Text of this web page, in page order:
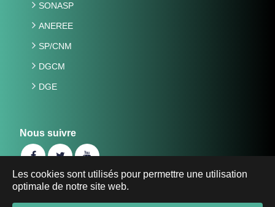
Les cookies sont utilisés pour permettre une utilisation
optimale de notre site web.
SONASP
ANEREE
SP/CNM
DGCM
DGE
Nous suivre
©2019 Ministère de l'Energie, des Mines et des Carrières